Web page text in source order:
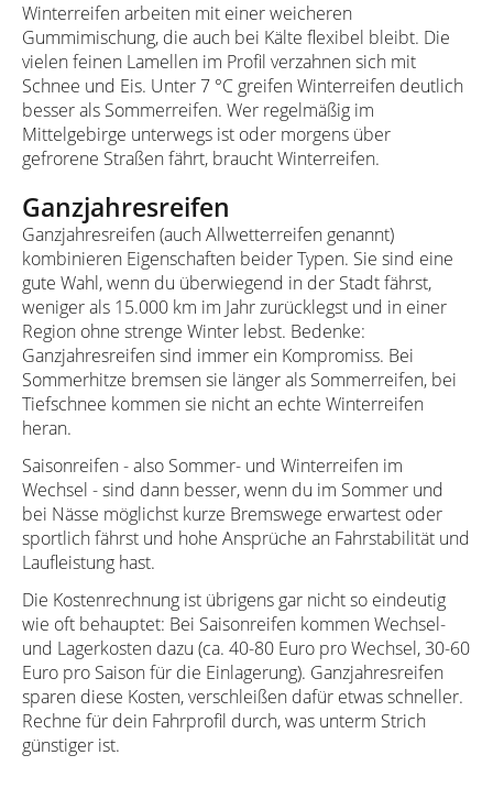
Winterreifen arbeiten mit einer weicheren
Gummimischung, die auch bei Kälte flexibel bleibt. Die
vielen feinen Lamellen im Profil verzahnen sich mit
Schnee und Eis. Unter 7 °C greifen Winterreifen deutlich
besser als Sommerreifen. Wer regelmäßig im
Mittelgebirge unterwegs ist oder morgens über
gefrorene Straßen fährt, braucht Winterreifen.
Ganzjahresreifen
Ganzjahresreifen (auch Allwetterreifen genannt)
kombinieren Eigenschaften beider Typen. Sie sind eine
gute Wahl, wenn du überwiegend in der Stadt fährst,
weniger als 15.000 km im Jahr zurücklegst und in einer
Region ohne strenge Winter lebst. Bedenke:
Ganzjahresreifen sind immer ein Kompromiss. Bei
Sommerhitze bremsen sie länger als Sommerreifen, bei
Tiefschnee kommen sie nicht an echte Winterreifen
heran.
Saisonreifen - also Sommer- und Winterreifen im
Wechsel - sind dann besser, wenn du im Sommer und
bei Nässe möglichst kurze Bremswege erwartest oder
sportlich fährst und hohe Ansprüche an Fahrstabilität und
Laufleistung hast.
Die Kostenrechnung ist übrigens gar nicht so eindeutig
wie oft behauptet: Bei Saisonreifen kommen Wechsel-
und Lagerkosten dazu (ca. 40-80 Euro pro Wechsel, 30-60
Euro pro Saison für die Einlagerung). Ganzjahresreifen
sparen diese Kosten, verschleißen dafür etwas schneller.
Rechne für dein Fahrprofil durch, was unterm Strich
günstiger ist.